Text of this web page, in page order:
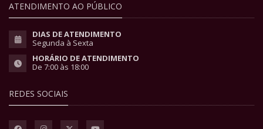
ATENDIMENTO AO PÚBLICO
DIAS DE ATENDIMENTO
Segunda à Sexta
HORÁRIO DE ATENDIMENTO
De 7:00 às 18:00
REDES SOCIAIS